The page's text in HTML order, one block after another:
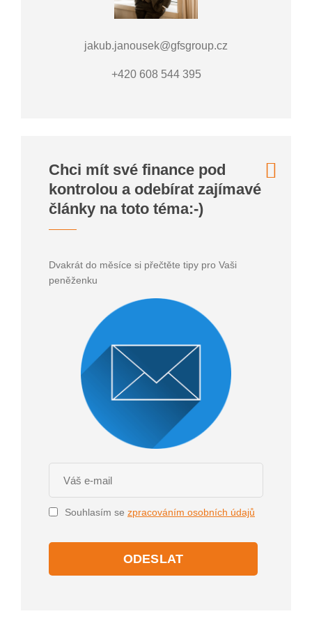
jakub.janousek@gfsgroup.cz
+420 608 544 395
Chci mít své finance pod
kontrolou a odebírat zajímavé
články na toto téma:-)
Dvakrát do měsíce si přečtěte tipy pro Vaši
peněženku
Souhlasím se zpracováním osobních údajů
ODESLAT